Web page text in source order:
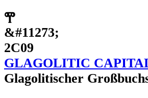
Ⰹ
&#11273;
2C09
GLAGOLITIC
Glagolitischer